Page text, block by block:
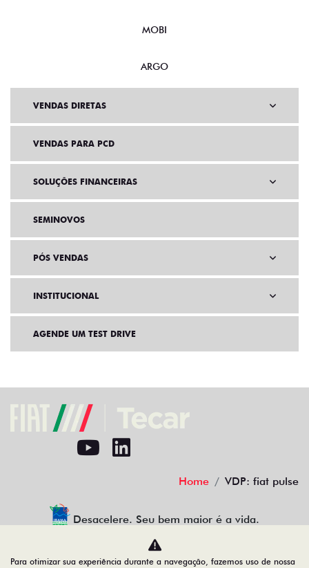
MOBI
ARGO
VENDAS DIRETAS
VENDAS PARA PCD
SOLUÇÕES FINANCEIRAS
SEMINOVOS
PÓS VENDAS
INSTITUCIONAL
AGENDE UM TEST DRIVE
Home VDP: fiat pulse
Desacelere. Seu bem maior é a vida.
Para otimizar sua experiência durante a navegação, fazemos uso de nossa